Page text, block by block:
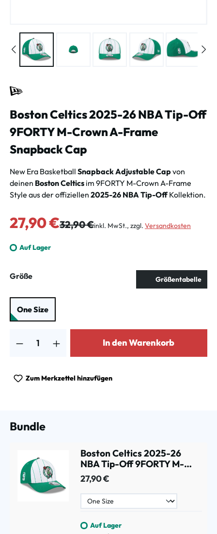
Boston Celtics 2025-26 NBA Tip-Off
9FORTY M-Crown A-Frame
Snapback Cap
New Era Basketball Snapback Adjustable Cap von
deinen Boston Celtics im 9FORTY M-Crown A-Frame
Style aus der offiziellen 2025-26 NBA Tip-OffKollektion.
Verkaufspreis:
27,90 €Regulärer Preis:
32,90 €inkl. MwSt., zzgl. Versandkosten
Auf Lager
Größeauswählen Größentabelle
One Size
In den Warenkorb
Zum Merkzettel hinzufügen
Bundle
Boston Celtics 2025-26
NBA Tip-Off 9FORTY M-
Crown A-Frame Snapback
Cap
27,90 €
Auf Lager